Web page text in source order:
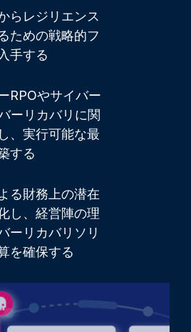
らレジリエンス
ための戦略的フ
手する
RPOやサイバー
ーリカバリに関
、実行可能な最
する
る財務上の潜在
し、経営陣の理
ーリカバリソリ
を確保する